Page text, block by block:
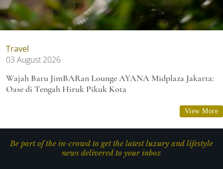
Travel
03 August 2026
Wajah Baru JimBARan Lounge AYANA Midplaza Jakarta:
Oase di Tengah Hiruk Pikuk Kota
View More
Be part of the in-crowd to get the latest luxury and lifestyle
news delivered to your inbox